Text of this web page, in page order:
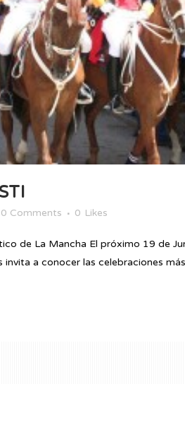
0 Comments 0 Likes
de La Mancha El próximo 19 de
a conocer las celebraciones